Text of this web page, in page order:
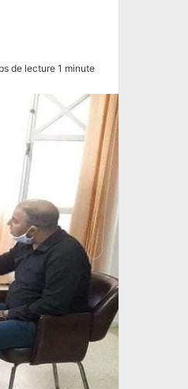
de lecture 1 minute